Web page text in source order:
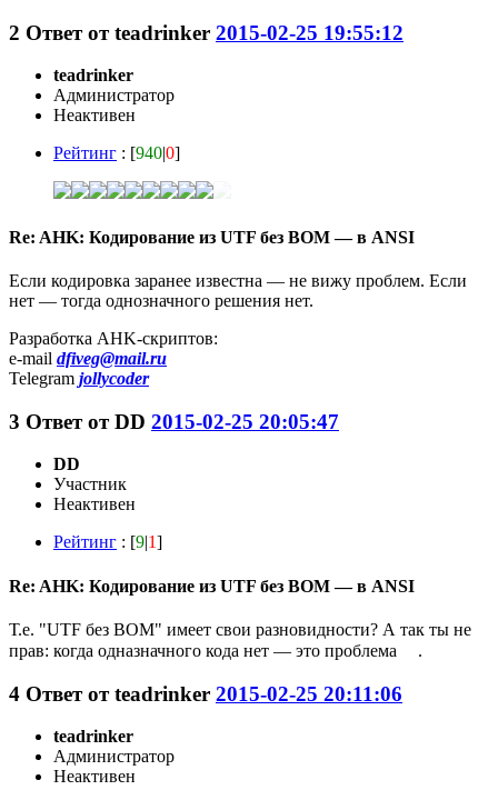
2 Ответ отteadrinker 2015-02-25 19:55:12
teadrinker
Администратор
Неактивен
Рейтинг : [940|0]
Re: AHK: Кодирование из UTF без BOM — в ANSI
Если кодировка заранее известна — не вижу проблем. Если
нет — тогда однозначного решения нет.
Разработка AHK-скриптов:
e-mail dfiveg@mail.ru
Telegram jollycoder
3 Ответ отDD 2015-02-25 20:05:47
DD
Участник
Неактивен
Рейтинг : [9|1]
Re: AHK: Кодирование из UTF без BOM — в ANSI
Т.е. "UTF без BOM" имеет свои разновидности? А так ты не
прав: когда одназначного кода нет — это проблема
.
4 Ответ отteadrinker 2015-02-25 20:11:06
teadrinker
Администратор
Неактивен